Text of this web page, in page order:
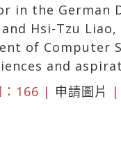
in the
Hsi-Tzu
of Computer
and
：166 | 申請圖片 |